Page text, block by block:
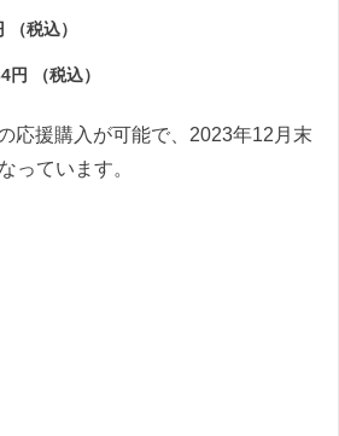
税込）
（税込）
応援購入が可能で、2023年12月末
っています。